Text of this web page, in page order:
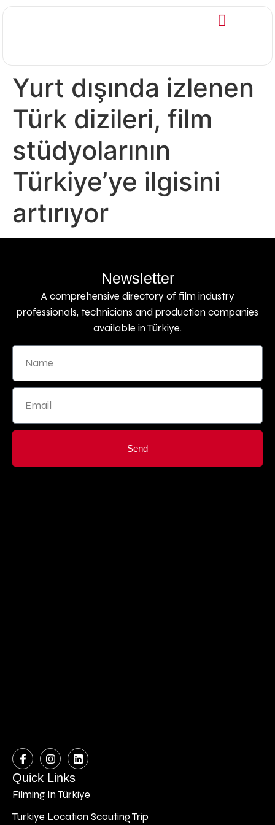
Yurt dışında izlenen
Türk dizileri, film
stüdyolarının
Türkiye’ye ilgisini
artırıyor
Newsletter
A comprehensive directory of film industry
professionals, technicians and production companies
available in Türkiye.
Send
Quick Links
Filming In Türkiye
Turkiye Location Scouting Trip